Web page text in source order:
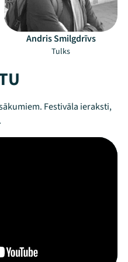
Andris Smilgdrīvs
Tulks
Festivāla ieraksti,